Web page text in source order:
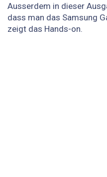
Ausserdem in dieser
dass man das Samsung
zeigt das Hands-on.